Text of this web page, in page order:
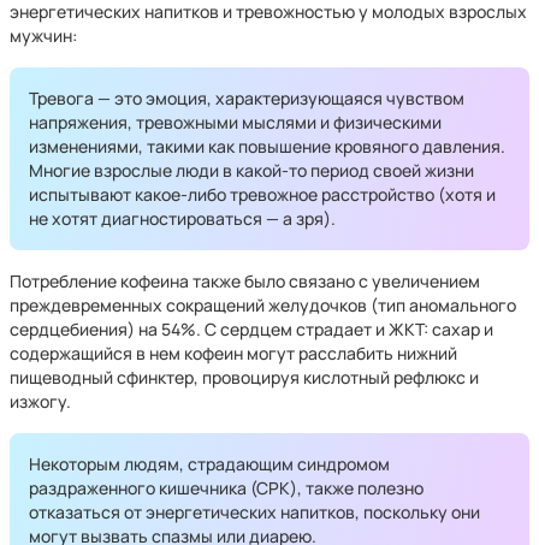
энергетических напитков и тревожностью у молодых взрослых
мужчин:
Тревога — это эмоция, характеризующаяся чувством
напряжения, тревожными мыслями и физическими
изменениями, такими как повышение кровяного давления.
Многие взрослые люди в какой-то период своей жизни
испытывают какое-либо тревожное расстройство (хотя и
не хотят диагностироваться — а зря).
Потребление кофеина также было связано с увеличением
преждевременных сокращений желудочков (тип аномального
сердцебиения) на 54%. С сердцем страдает и ЖКТ: сахар и
содержащийся в нем кофеин могут расслабить нижний
пищеводный сфинктер, провоцируя кислотный рефлюкс и
изжогу.
Некоторым людям, страдающим синдромом
раздраженного кишечника (СРК), также полезно
отказаться от энергетических напитков, поскольку они
могут вызвать спазмы или диарею.